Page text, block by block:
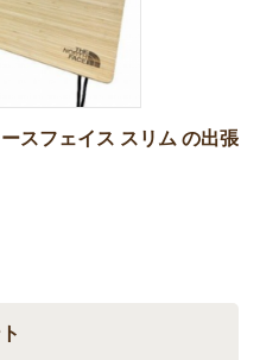
スフェイス スリム の出張